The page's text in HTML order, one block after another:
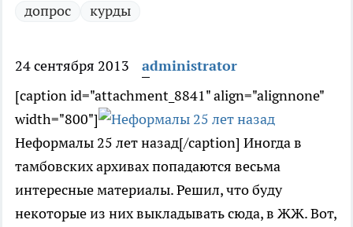
допрос курды
24 сентября 2013
administrator
[caption id="attachment_8841" align="alignnone"
width="800"]
Неформалы 25 лет назад[/caption] Иногда в
тамбовских архивах попадаются весьма
интересные материалы. Решил, что буду
некоторые из них выкладывать сюда, в ЖЖ. Вот,